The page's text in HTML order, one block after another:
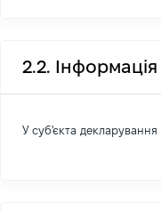
2.2.
У суб'єкта декларування